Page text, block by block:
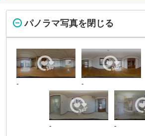
パノラマ写真を閉じる
- -
- -